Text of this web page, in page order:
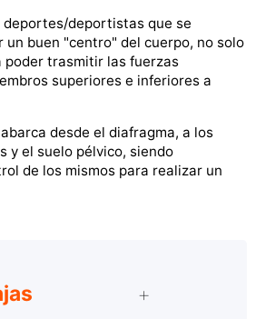
deportes/deportistas que se
un buen "centro" del cuerpo, no solo
poder trasmitir las fuerzas
superiores e inferiores a
desde el diafragma, a los
y el suelo pélvico, siendo
de los mismos para realizar un